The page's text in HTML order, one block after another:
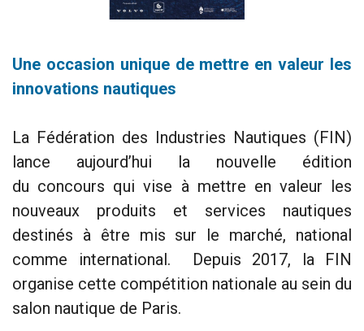
Une occasion unique de mettre en valeur les
innovations nautiques
La Fédération des Industries Nautiques (FIN)
lance aujourd’hui la nouvelle édition
du concours qui vise à mettre en valeur les
nouveaux produits et services nautiques
destinés à être mis sur le marché, national
comme international. Depuis 2017, la FIN
organise cette compétition nationale au sein du
salon nautique de Paris.